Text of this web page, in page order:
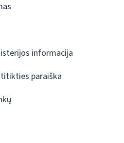
informacija
paraiška